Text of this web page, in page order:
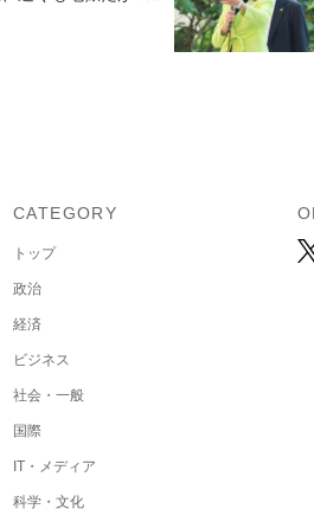
CATEGORY
トップ
政治
経済
ビジネス
社会・一般
国際
IT・メディア
科学・文化